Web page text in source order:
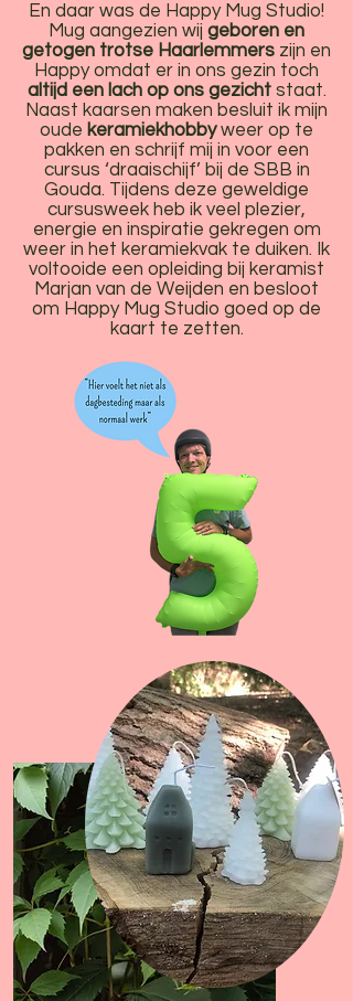
En daar was de Happy Mug Studio!
Mug aangezien wij geboren en
getogen trotse Haarlemmers zijn en
Happy omdat er in ons gezin toch
altijd een lach op ons gezichtstaat.
Naast kaarsen maken besluit ik mijn
oude keramiekhobbyweer op te
pakken en schrijf mij in voor een
cursus ‘draaischijf’ bij de SBB in
Gouda. Tijdens deze geweldige
cursusweek heb ik veel plezier,
energie en inspiratie gekregen om
weer in het keramiekvak te duiken. Ik
voltooide een opleiding bij keramist
Marjan van de Weijden en besloot
om Happy Mug Studio goed op de
kaart te zetten.